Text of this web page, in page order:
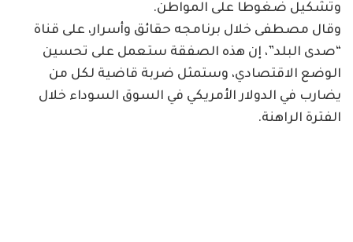
وتشكيل ضغوطا على المواطن.
وقال مصطفى خلال برنامجه حقائق وأسرار، على قناة
“صدى البلد”، إن هذه الصفقة ستعمل على تحسين
الوضع الاقتصادي، وستمثل ضربة قاضية لكل من
يضارب في الدولار الأمريكي في السوق السوداء خلال
الفترة الراهنة.